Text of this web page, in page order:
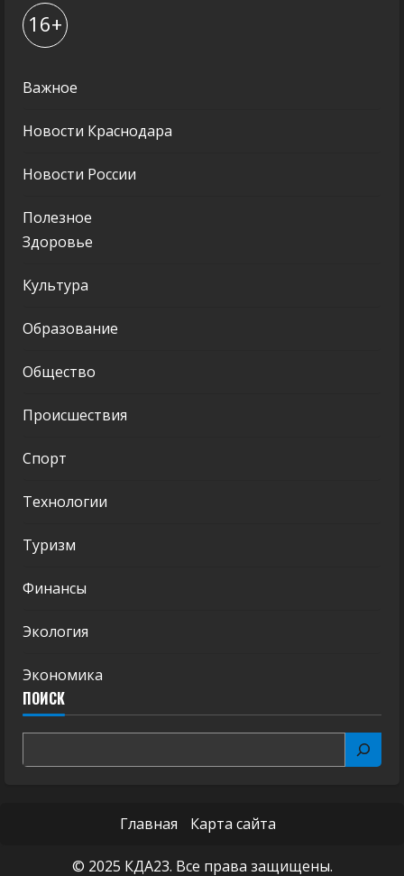
16+
Важное
Новости Краснодара
Новости России
Полезное
Здоровье
Культура
Образование
Общество
Происшествия
Спорт
Технологии
Туризм
Финансы
Экология
Экономика
ПОИСК
Главная Карта сайта
© 2025 КДА23. Все права защищены.